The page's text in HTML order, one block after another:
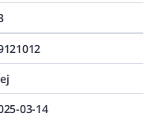
03-14